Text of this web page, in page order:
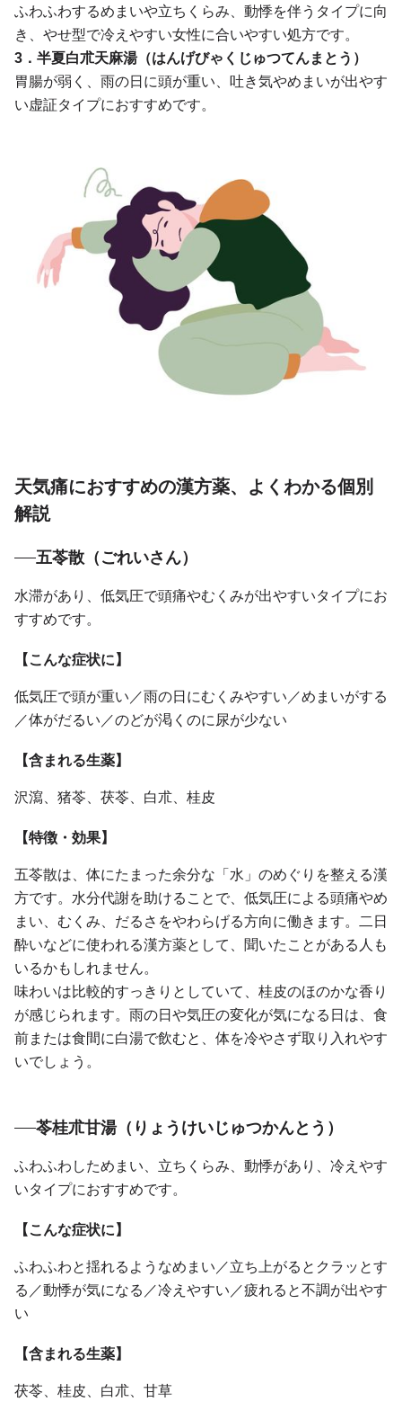
ふわふわするめまいや立ちくらみ、動悸を伴うタイプに向
き、やせ型で冷えやすい女性に合いやすい処方です。
3．半夏白朮天麻湯（はんげびゃくじゅつてんまとう）
胃腸が弱く、雨の日に頭が重い、吐き気やめまいが出やす
い虚証タイプにおすすめです。
天気痛におすすめの漢方薬、よくわかる個別
解説
五苓散（ごれいさん）
水滞があり、低気圧で頭痛やむくみが出やすいタイプにお
すすめです。
【こんな症状に】
低気圧で頭が重い／雨の日にむくみやすい／めまいがする
／体がだるい／のどが渇くのに尿が少ない
【含まれる生薬】
沢瀉、猪苓、茯苓、白朮、桂皮
【特徴・効果】
五苓散は、体にたまった余分な「水」のめぐりを整える漢
方です。水分代謝を助けることで、低気圧による頭痛やめ
まい、むくみ、だるさをやわらげる方向に働きます。二日
酔いなどに使われる漢方薬として、聞いたことがある人も
いるかもしれません。
味わいは比較的すっきりとしていて、桂皮のほのかな香り
が感じられます。雨の日や気圧の変化が気になる日は、食
前または食間に白湯で飲むと、体を冷やさず取り入れやす
いでしょう。
苓桂朮甘湯（りょうけいじゅつかんとう）
ふわふわしためまい、立ちくらみ、動悸があり、冷えやす
いタイプにおすすめです。
【こんな症状に】
ふわふわと揺れるようなめまい／立ち上がるとクラッとす
る／動悸が気になる／冷えやすい／疲れると不調が出やす
い
【含まれる生薬】
茯苓、桂皮、白朮、甘草